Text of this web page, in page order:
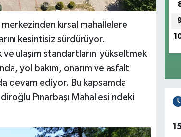
kırsal mahallelere
kesintisiz sürdürüyor.
ve ulaşım standartlarını yükseltmek
yol bakım, onarım ve asfalt
devam ediyor. Bu kapsamda
Pınarbaşı Mahallesi’ndeki
9